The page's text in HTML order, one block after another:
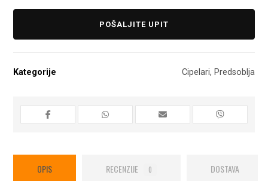
POŠALJITE UPIT
Kategorije Cipelari, Predsoblja
OPIS RECENZIJE 0 DOSTAVA